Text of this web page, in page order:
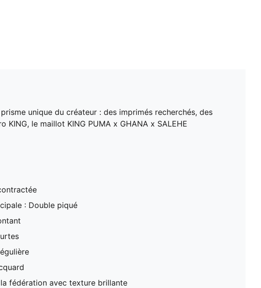
unique du créateur : des imprimés recherchés, des
le maillot KING PUMA x GHANA x SALEHE
: Double piqué
fédération avec texture brillante